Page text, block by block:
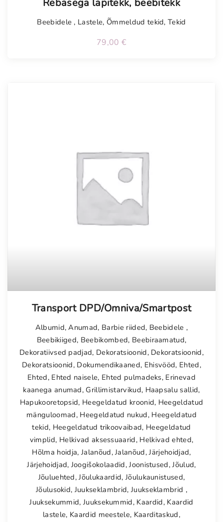
Rebasega lapitekk, beebitekk
Beebidele , Lastele, Õmmeldud tekid,Tekid
79,00 €
Transport DPD/Omniva/Smartpost
Albumid,Anumad, Barbie riided, Beebidele ,
Beebikiiged, Beebikombed, Beebiraamatud,
Dekoratiivsed padjad, Dekoratsioonid, Dekoratsioonid,
Dekoratsioonid, Dokumendikaaned, Ehisvööd, Ehted,
Ehted, Ehted naisele, Ehted pulmadeks, Erinevad
kaanega anumad, Grillimistarvikud, Haapsalu sallid,
Hapukooretopsid, Heegeldatud kroonid, Heegeldatud
mänguloomad, Heegeldatud nukud, Heegeldatud
tekid, Heegeldatud trikoovaibad, Heegeldatud
vimplid, Helkivad aksessuaarid, Helkivad ehted,
Hõlma hoidja, Jalanõud,Jalanõud,Järjehoidjad,
Järjehoidjad, Joogišokolaadid,Joonistused,Jõulud,
Jõuluehted,Jõulukaardid, Jõulukaunistused,
Jõulusokid, Juukseklambrid, Juukseklambrid ,
Juuksekummid, Juuksekummid, Kaardid, Kaardid
lastele, Kaardid meestele, Kaarditaskud,